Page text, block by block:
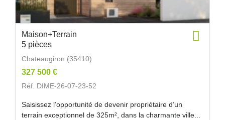
Maison+Terrain
5 pièces
Chateaugiron (35410)
327 500 €
Réf. DIME-26-07-23-52
Saisissez l’opportunité de devenir propriétaire d’un
terrain exceptionnel de 325m², dans la charmante ville...